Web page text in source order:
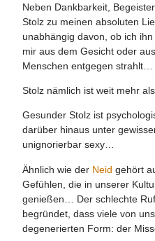
Neben Dankbarkeit,
Stolz zu meinen absoluten
unabhängig davon, ob ich
mir aus dem Gesicht oder
Menschen entgegen strahlt…
Stolz nämlich ist weit mehr
Gesunder Stolz ist
darüber hinaus unter
unignorierbar sexy…
Ähnlich wie der Neid gehört
Gefühlen, die in unserer
genießen… Der schlechte
begründet, dass viele von
degenerierten Form: der